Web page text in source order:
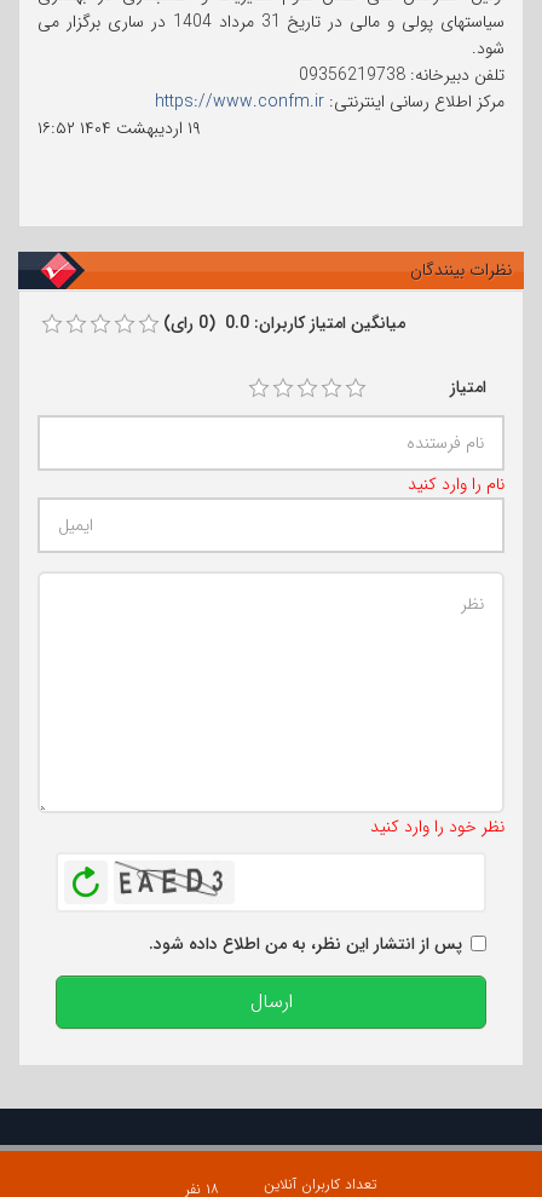
سیاستهای پولی و مالی در تاریخ 31 مرداد 1404 در ساری برگزار می
شود.
تلفن دبیرخانه: 09356219738
مرکز اطلاع رسانی اینترنتی: https://www.confm.ir
۱۹ اردیبهشت ۱۴۰۴
۱۶:۵۲
نظرات بینندگان
میانگین امتیاز کاربران: 0.0 (0 رای)
امتیاز
نام را وارد کنید
نظر خود را وارد کنید
پس از انتشار این نظر، به من اطلاع داده شود.
ارسال
تعداد کاربران آنلاین ۱۸ نفر